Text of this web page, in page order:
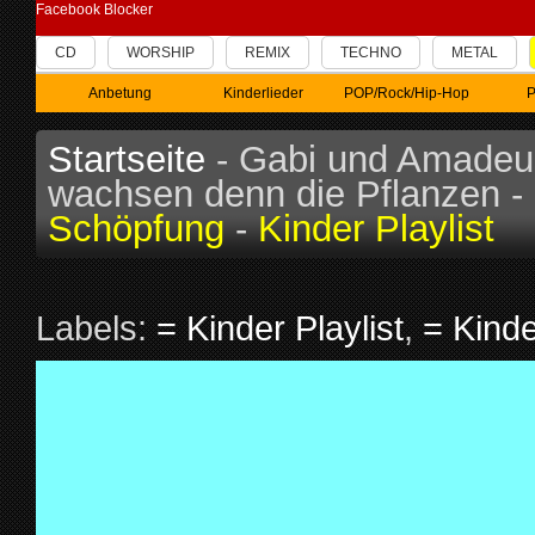
CD WORSHIP REMIX TECHNO METAL
Anbetung Kinderlieder POP/Rock/Hip-Hop
Facebook Blocker
Startseite - Gabi und
wachsen denn die Pflanzen -
Schöpfung-Kinder Playlist
Labels:= Kinder Playlist,=